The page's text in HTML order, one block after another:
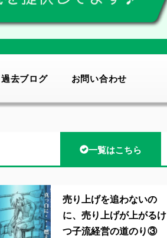
過去ブログ お問い合わせ
一覧はこちら
売り上げを追わないの
に、売り上げが上がるけ
つ子流経営の道のり③